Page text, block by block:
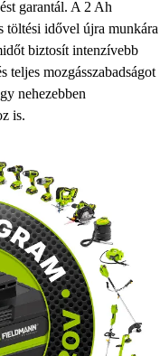
garantál. A 2 Ah
töltési idővel újra munkára
biztosít intenzívebb
teljes mozgásszabadságot
nehezebben
is.